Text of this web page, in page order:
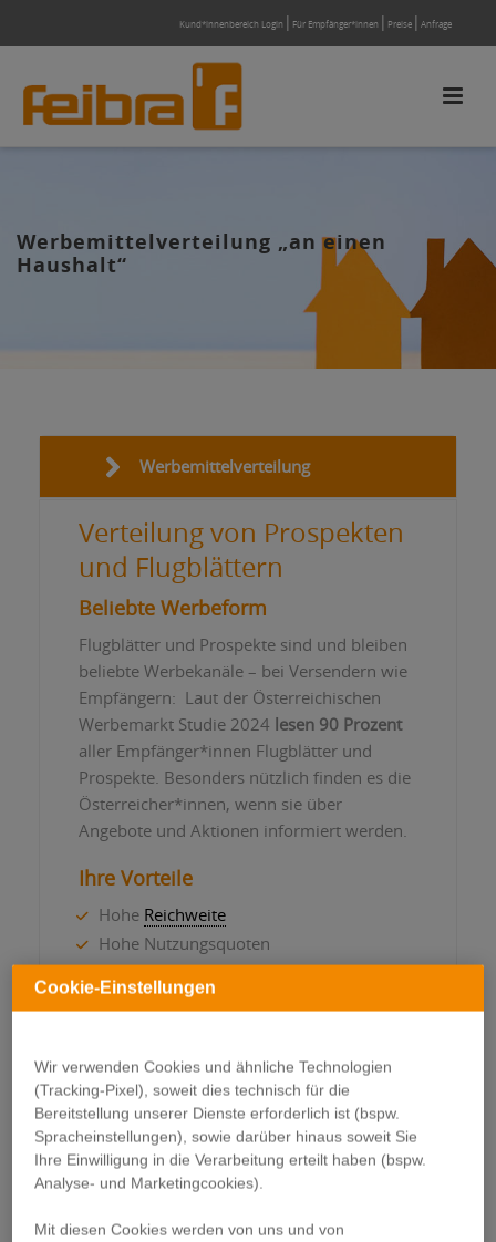
Anfrage
Preise
Für Empfänger*innen
Kund*innenbereich Login
Werbemittelverteilung „an einen
Haushalt“
Werbemittelverteilung
Verteilung von Prospekten
und Flugblättern
Beliebte Werbeform
Flugblätter und Prospekte sind und bleiben
beliebte Werbekanäle – bei Versendern wie
Empfängern: Laut der Österreichischen
Werbemarkt Studie 2024 lesen 90 Prozent
aller Empfänger*innen Flugblätter und
Prospekte. Besonders nützlich finden es die
Österreicher*innen, wenn sie über
Angebote und Aktionen informiert werden.
Ihre Vorteile
Hohe Reichweite
Hohe Nutzungsquoten
Hohe Gestaltungsvielfalt in Format und
Gewicht (auch Sonderformate &
und Branche
Preiswerte Werbemethode, dank der
Möglichkeit kleiner Auflagen
Cookie-Einstellungen
Wir verwenden Cookies und ähnliche Technologien
(Tracking-Pixel), soweit dies technisch für die
Bereitstellung unserer Dienste erforderlich ist (bspw.
Spracheinstellungen), sowie darüber hinaus soweit Sie
Ihre Einwilligung in die Verarbeitung erteilt haben (bspw.
Analyse- und Marketingcookies).
Mit diesen Cookies werden von uns und von